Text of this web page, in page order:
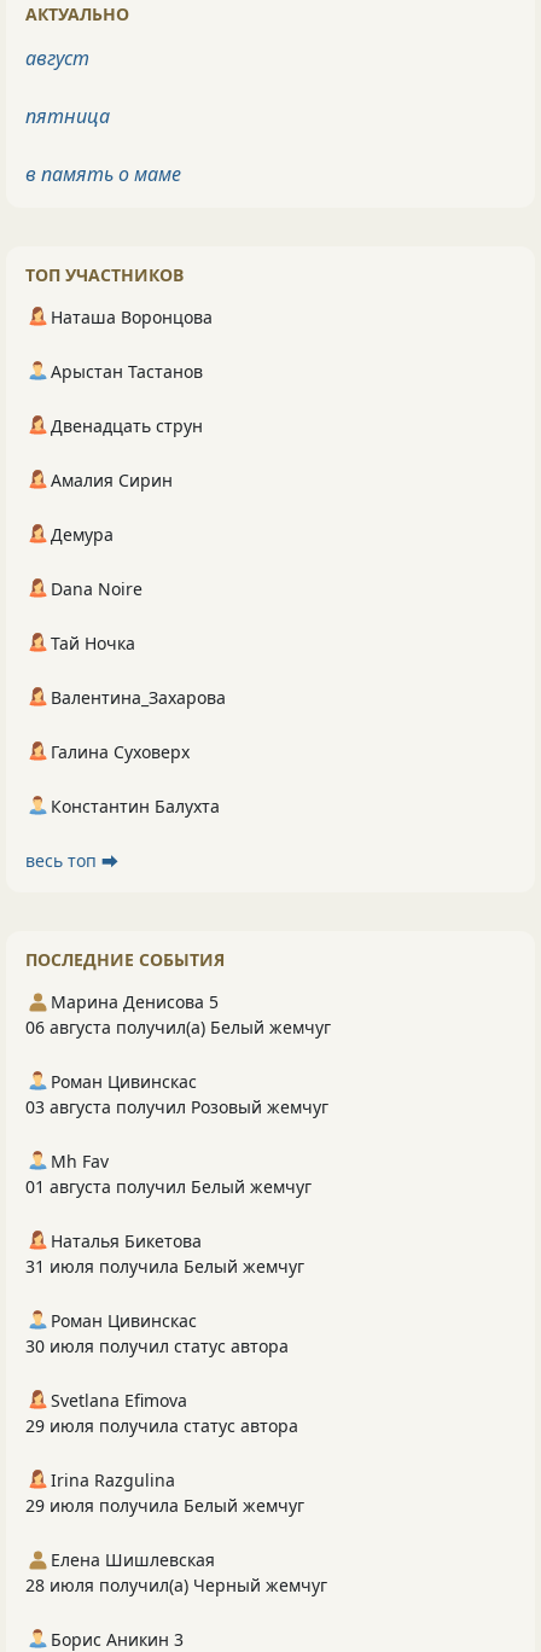
АКТУАЛЬНО
август
пятница
в память о маме
ТОП УЧАСТНИКОВ
Наташа Воронцова
Арыстан Тастанов
Двенадцать струн
Амалия Сирин
Демура
Dana Noire
Тай Ночка
Валентина_Захарова
Галина Суховерх
Константин Балухта
весь топ ⮕
ПОСЛЕДНИЕ СОБЫТИЯ
Марина Денисова 5
06 августа получил(а) Белый жемчуг
Роман Цивинскас
03 августа получил Розовый жемчуг
Mh Fav
01 августа получил Белый жемчуг
Наталья Бикетова
31 июля получила Белый жемчуг
Роман Цивинскас
30 июля получил статус автора
Svetlana Efimova
29 июля получила статус автора
Irina Razgulina
29 июля получила Белый жемчуг
Елена Шишлевская
28 июля получил(а) Черный жемчуг
Борис Аникин 3